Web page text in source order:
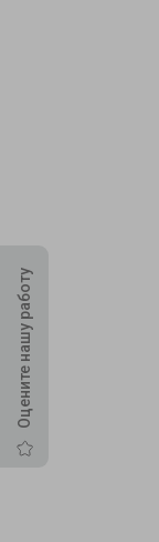
Оцените нашу работу